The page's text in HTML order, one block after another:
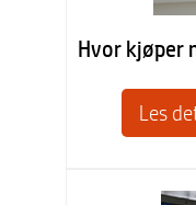
Hvor kjøper
Les